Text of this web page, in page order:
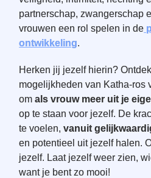
partnerschap, zwangerschap
vrouwen een rol spelen in de
ontwikkeling.
Herken jij jezelf hierin?
mogelijkheden van Katha-ros
omals vrouw meer uit je
op te staan voor jezelf. De
te voelen,vanuit
en potentieel uit jezelf halen.
jezelf. Laat jezelf weer zien,
want je bent zo mooi!